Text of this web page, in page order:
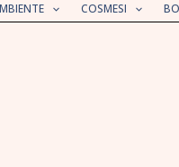
COSMESI